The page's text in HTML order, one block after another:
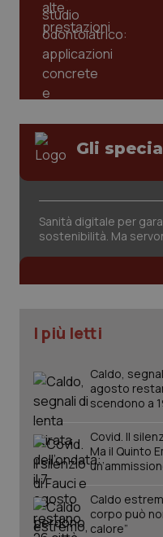
Gli
Sanità digitale per
sostenibilità. Ma
I più letti
Caldo,
agosto
scendono a
Covid. Il
Ma il Quinto
Caldo
corpo può
calore”
CookieScriptConsent
tracking-enable
tracking-sites-
session-id